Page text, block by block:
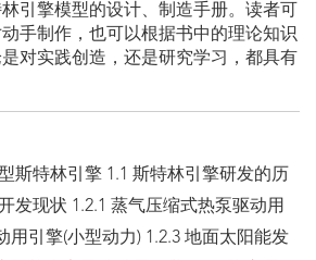
引擎模型的设计、制造手册。读者可
手制作，也可以根据书中的理论知识
对实践创造，还是研究学习，都具有
斯特林引擎 1.1 斯特林引擎研发的历
发现状 1.2.1 蒸气压缩式热泵驱动用
用引擎(小型动力) 1.2.3 地面太阳能发